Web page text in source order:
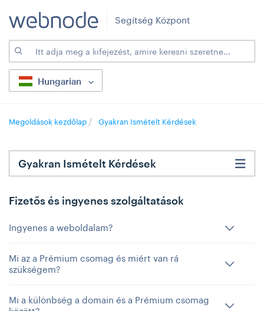
Segítség Központ
Hungarian
Megoldások kezdőlap Gyakran Ismételt Kérdések
Fizetős és ingyenes szolgáltatások
Ingyenes a weboldalam?
Mi az a Prémium csomag és miért van rá
szükségem?
Mi a különbség a domain és a Prémium csomag
Gyakran Ismételt Kérdések